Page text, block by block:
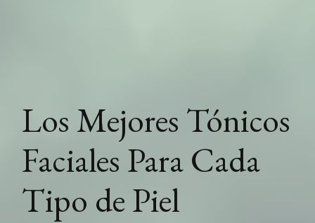
Los Mejores Tónicos
Faciales Para Cada
Tipo de Piel